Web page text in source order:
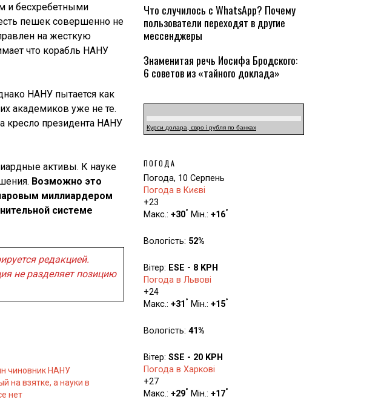
и бесхребетными
пешек совершенно не
на жесткую
что корабль НАНУ
НАНУ пытается как
академиков уже не те.
кресло президента НАНУ
активы. К науке
Возможно это
миллиардером
системе
редакцией.
не разделяет позицию
чиновник НАНУ
на взятке, а науки в
нет
Что случилось с WhatsApp? Почему
пользователи переходят в другие
мессенджеры
Знаменитая речь Иосифа Бродского:
6 советов из «тайного доклада»
Курси долара, євро і рубля по банках
ПОГОДА
Погода, 10 Серпень
Погода в Києві
+23
Макс.: +30° Мін.: +16°
Вологість: 52%
Вітер: ESE - 8 KPH
Погода в Львові
+24
Макс.: +31 ° Мін.: +15°
Вологість: 41%
Вітер: SSE - 20 KPH
Погода в Харкові
+27
Макс.: +29° Мін.: +17°